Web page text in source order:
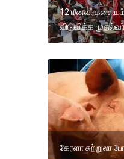
12
விடுவிக்க
கேரளா சுற்றுலா